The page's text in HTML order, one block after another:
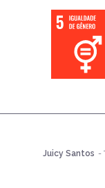
Juicy Santos -